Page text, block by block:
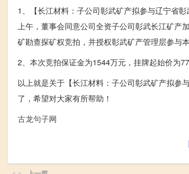
1、【长江材料：子公司彰武矿产拟参与辽宁省
上午，董事会同意公司全资子公司彰武长江矿产
矿勘查探矿权竞拍，并授权彰武矿产管理层参与本
2、本次竞拍保证金为1544万元，挂牌起始价为
以上就是关于【长江材料：子公司彰武矿产拟参
了，希望对大家有所帮助！
古龙句子网